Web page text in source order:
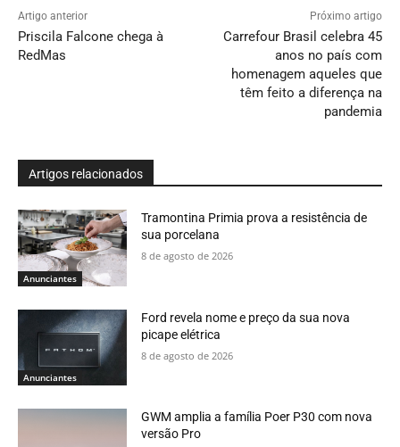
Artigo anterior
Priscila Falcone chega à
RedMas
Próximo artigo
Carrefour Brasil celebra 45
anos no país com
homenagem aqueles que
têm feito a diferença na
pandemia
Artigos relacionados
Anunciantes
Tramontina Primia prova a resistência de
sua porcelana
8 de agosto de 2026
Anunciantes
Ford revela nome e preço da sua nova
picape elétrica
8 de agosto de 2026
GWM amplia a família Poer P30 com nova
versão Pro